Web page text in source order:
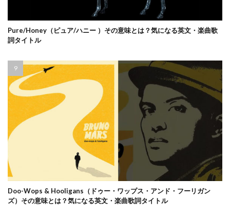
Pure/Honey（ピュア/ハニー ）その意味とは？気になる英文・楽曲歌
詞タイトル
Doo-Wops & Hooligans（ドゥー・ワップス・アンド・フーリガン
ズ）その意味とは？気になる英文・楽曲歌詞タイトル